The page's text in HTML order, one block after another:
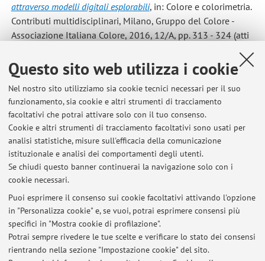
Questo sito web utilizza i cookie
Nel nostro sito utilizziamo sia cookie tecnici necessari per il suo
funzionamento, sia cookie e altri strumenti di tracciamento
facoltativi che potrai attivare solo con il tuo consenso.
Cookie e altri strumenti di tracciamento facoltativi sono usati per
analisi statistiche, misure sull'efficacia della comunicazione
istituzionale e analisi dei comportamenti degli utenti.
Se chiudi questo banner continuerai la navigazione solo con i
cookie necessari.
Puoi esprimere il consenso sui cookie facoltativi attivando l'opzione
in "Personalizza cookie" e, se vuoi, potrai esprimere consensi più
specifici in "Mostra cookie di profilazione".
Potrai sempre rivedere le tue scelte e verificare lo stato dei consensi
rientrando nella sezione "Impostazione cookie" del sito.
attraverso modelli digitali esplorabili, in: Colore e colorimetria.
Contributi multidisciplinari, Milano, Gruppo del Colore -
Associazione Italiana Colore, 2016, 12/A, pp. 313 - 324 (atti
di: Dodicesima Conferenza del Colore, Politecnico di Torino,
Torino, Italia, 08-09 settembre 2016) [Contributo in Atti di
convegno]
1 2 3 4 5
Pubblicazioni antecedenti il 2004
Ultimi avvisi
Al momento non sono presenti avvisi.